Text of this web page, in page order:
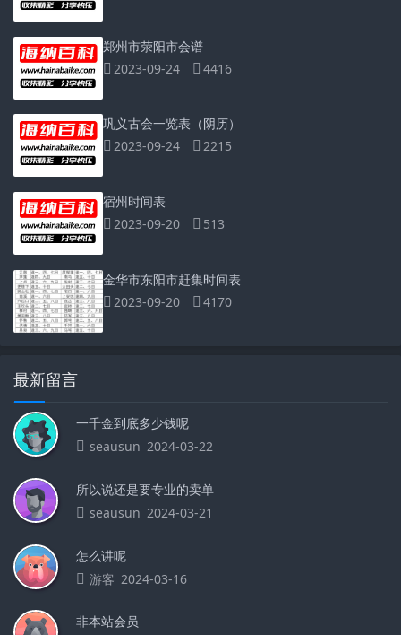
郑州市荥阳市会谱
2023-09-24
4416
巩义古会一览表（阴历）
2023-09-24
2215
宿州时间表
2023-09-20
513
金华市东阳市赶集时间表
2023-09-20
4170
最新留言
一千金到底多少钱呢
seausun 2024-03-22
所以说还是要专业的卖单
seausun 2024-03-21
怎么讲呢
游客 2024-03-16
非本站会员